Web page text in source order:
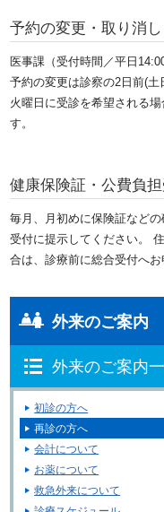
予約の変更・取り消し
医事課（受付時間／平日
予約の変更は診察の2日前(
火曜日に受診を希望される
す。
健康保険証・公費負
毎月、月初めに保険証など
受付に提示してください。
合は、診療前に総合受付へお
外来のご案内
外来のご案内
初診の方へ
再診の方へ
会計について
お薬について
救急外来について